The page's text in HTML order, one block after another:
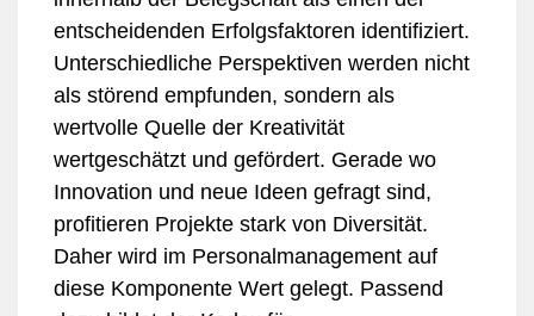
entscheidenden Erfolgsfaktoren identifiziert.
Unterschiedliche Perspektiven werden nicht
als störend empfunden, sondern als
wertvolle Quelle der Kreativität
wertgeschätzt und gefördert. Gerade wo
Innovation und neue Ideen gefragt sind,
profitieren Projekte stark von Diversität.
Daher wird im Personalmanagement auf
diese Komponente Wert gelegt. Passend